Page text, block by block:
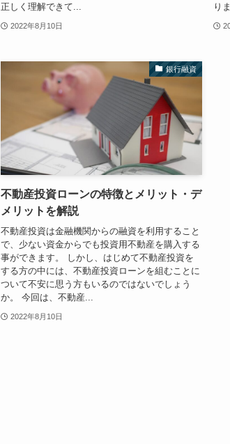
正しく理解できて...
2022年8月10日
り
銀行融資
不動産投資ローンの特徴とメリット・デ
メリットを解説
不動産投資は金融機関からの融資を利用すること
で、少ない資金からでも投資用不動産を購入する
事ができます。 しかし、はじめて不動産投資を
する方の中には、不動産投資ローンを組むことに
ついて不安に思う方もいるのではないでしょう
か。 今回は、不動産...
2022年8月10日